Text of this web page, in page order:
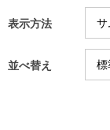
表示方法
並べ替え